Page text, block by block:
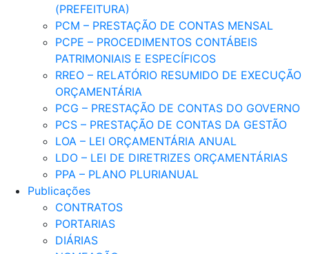
(PREFEITURA)
PCM – PRESTAÇÃO DE CONTAS MENSAL
PCPE – PROCEDIMENTOS CONTÁBEIS
PATRIMONIAIS E ESPECÍFICOS
RREO – RELATÓRIO RESUMIDO DE EXECUÇÃO
ORÇAMENTÁRIA
PCG – PRESTAÇÃO DE CONTAS DO GOVERNO
PCS – PRESTAÇÃO DE CONTAS DA GESTÃO
LOA – LEI ORÇAMENTÁRIA ANUAL
LDO – LEI DE DIRETRIZES ORÇAMENTÁRIAS
PPA – PLANO PLURIANUAL
Publicações
CONTRATOS
PORTARIAS
DIÁRIAS